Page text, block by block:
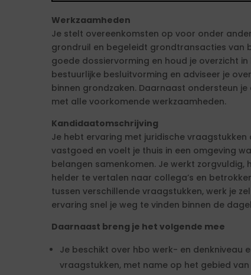
Werkzaamheden
Je stelt overeenkomsten op voor onder
grondruil en begeleidt grondtransacties van
goede dossiervorming en houd je overzicht
bestuurlijke besluitvorming en adviseer je
binnen grondzaken. Daarnaast ondersteun
met alle voorkomende werkzaamheden.
Kandidaatomschrijving
Je hebt ervaring met juridische
vastgoed en voelt je thuis in een omgeving
belangen samenkomen. Je werkt
helder te vertalen naar collega’s en
tussen verschillende vraagstukken, werk je
ervaring snel je weg te vinden binnen de
Daarnaast breng je het volgende mee
Je beschikt over hbo werk- en denkniveau
vraagstukken, met name op het gebied